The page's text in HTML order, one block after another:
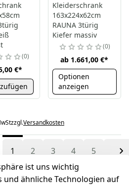
0
€*
Kleiderschrank
163x224x62cm
RAUNA 3türig
Kiefer massiv
0
ab 1.661,00 €*
Optionen
anzeigen
zzgl.Versandkosten
1 2 3 4
5
ist uns wichtig
und ähnliche Technologien auf